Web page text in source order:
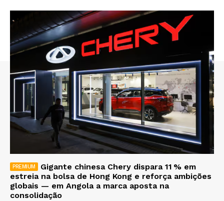
Gigante chinesa Chery dispara 11 % em
estreia na bolsa de Hong Kong e reforça ambições
globais — em Angola a marca aposta na
consolidação